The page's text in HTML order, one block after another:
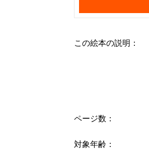
この絵本の説明：
ページ数：
対象年齢：